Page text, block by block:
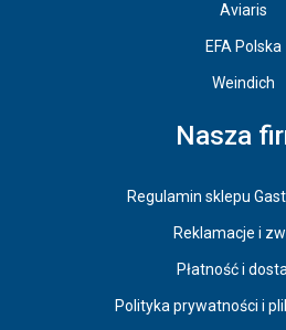
Aviaris
EFA Polska
Weindich
Nasza
Regulamin sklepu
Reklamacje i
Płatność i
Polityka prywatności i